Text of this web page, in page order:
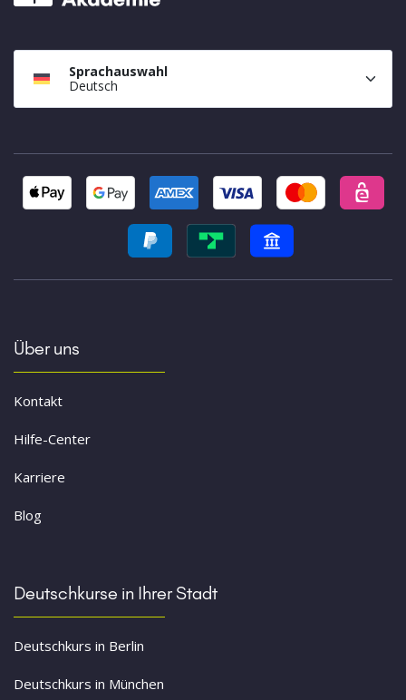
Sprachauswahl
Deutsch
Über uns
Kontakt
Hilfe-Center
Karriere
Blog
Deutschkurse in Ihrer Stadt
Deutschkurs in Berlin
Deutschkurs in München